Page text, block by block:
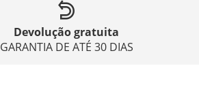
Devolução gratuita
GARANTIA DE ATÉ 30 DIAS